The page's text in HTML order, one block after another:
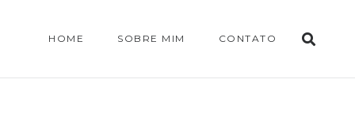
HOME SOBRE MIM CONTATO